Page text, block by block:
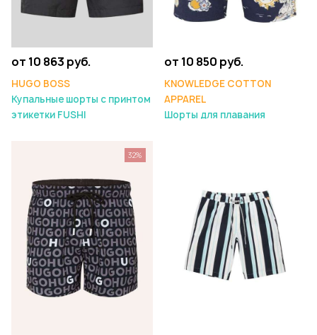
от 10 863 руб.
HUGO BOSS
Купальные шорты с принтом
этикетки FUSHI
от 10 850 руб.
KNOWLEDGE COTTON
APPAREL
Шорты для плавания
32%